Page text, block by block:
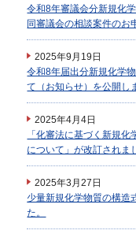
令和8年審議会分新規化
同審議会の相談案件のお
2025年9月19日
令和8年届出分新規化学
て（お知らせ）を公開し
2025年4月4日
「化審法に基づく新規
について」が改訂されま
2025年3月27日
少量新規化学物質の構造
た。